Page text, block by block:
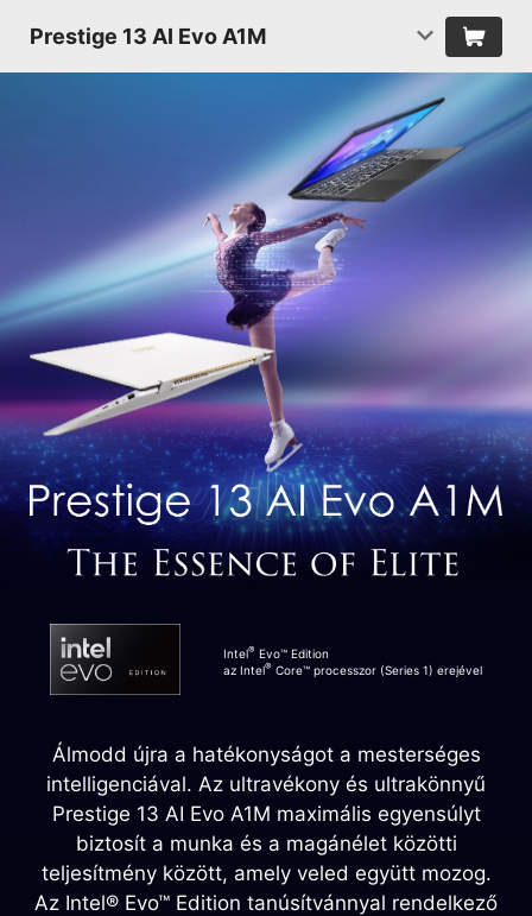
Prestige 13 AI Evo A1M
Intel® Evo™ Edition
az Intel® Core™ processzor (Series 1) erejével
Álmodd újra a hatékonyságot a mesterséges
intelligenciával. Az ultravékony és ultrakönnyű
Prestige 13 AI Evo A1M maximális egyensúlyt
biztosít a munka és a magánélet közötti
teljesítmény között, amely veled együtt mozog.
Az Intel® Evo™ Edition tanúsítvánnyal rendelkező